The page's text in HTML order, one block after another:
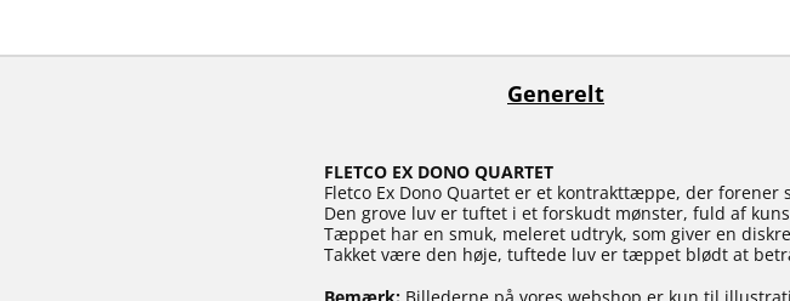
Generelt
FLETCO EX DONO QUARTET
Fletco Ex Dono Quartet er et kontrakttæppe, der
Den grove luv er tuftet i et forskudt mønster, fuld af
Tæppet har en smuk, meleret udtryk, som giver en
Takket være den høje, tuftede luv er tæppet blødt at